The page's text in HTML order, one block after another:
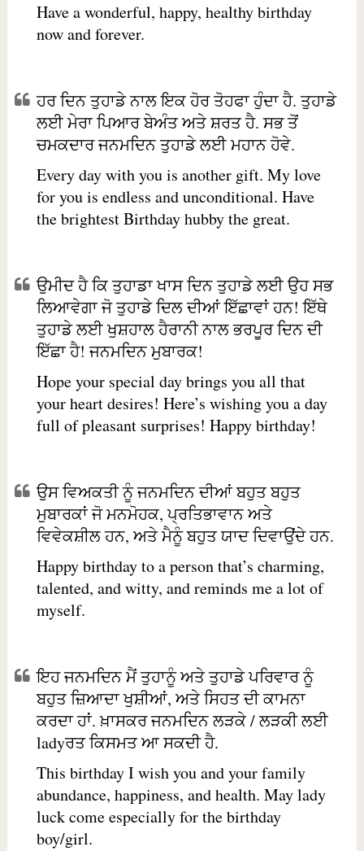
Have a wonderful, happy, healthy birthday
now and forever.
ਹਰ ਦਿਨ ਤੁਹਾਡੇ ਨਾਲ ਇਕ ਹੋਰ ਤੋਹਫਾ ਹੁੰਦਾ ਹੈ. ਤੁਹਾਡੇ
ਲਈ ਮੇਰਾ ਪਿਆਰ ਬੇਅੰਤ ਅਤੇ ਸ਼ਰਤ ਹੈ. ਸਭ ਤੋਂ
ਚਮਕਦਾਰ ਜਨਮਦਿਨ ਤੁਹਾਡੇ ਲਈ ਮਹਾਨ ਹੋਵੇ.
Every day with you is another gift. My love
for you is endless and unconditional. Have
the brightest Birthday hubby the great.
ਉਮੀਦ ਹੈ ਕਿ ਤੁਹਾਡਾ ਖਾਸ ਦਿਨ ਤੁਹਾਡੇ ਲਈ ਉਹ ਸਭ
ਲਿਆਵੇਗਾ ਜੋ ਤੁਹਾਡੇ ਦਿਲ ਦੀਆਂ ਇੱਛਾਵਾਂ ਹਨ! ਇੱਥੇ
ਤੁਹਾਡੇ ਲਈ ਖੁਸ਼ਹਾਲ ਹੈਰਾਨੀ ਨਾਲ ਭਰਪੂਰ ਦਿਨ ਦੀ
ਇੱਛਾ ਹੈ! ਜਨਮਦਿਨ ਮੁਬਾਰਕ!
Hope your special day brings you all that
your heart desires! Here’s wishing you a day
full of pleasant surprises! Happy birthday!
ਉਸ ਵਿਅਕਤੀ ਨੂੰ ਜਨਮਦਿਨ ਦੀਆਂ ਬਹੁਤ ਬਹੁਤ
ਮੁਬਾਰਕਾਂ ਜੋ ਮਨਮੋਹਕ, ਪ੍ਰਤਿਭਾਵਾਨ ਅਤੇ
ਵਿਵੇਕਸ਼ੀਲ ਹਨ, ਅਤੇ ਮੈਨੂੰ ਬਹੁਤ ਯਾਦ ਦਿਵਾਉਂਦੇ ਹਨ.
Happy birthday to a person that’s charming,
talented, and witty, and reminds me a lot of
myself.
ਇਹ ਜਨਮਦਿਨ ਮੈਂ ਤੁਹਾਨੂੰ ਅਤੇ ਤੁਹਾਡੇ ਪਰਿਵਾਰ ਨੂੰ
ਬਹੁਤ ਜ਼ਿਆਦਾ ਖੁਸ਼ੀਆਂ, ਅਤੇ ਸਿਹਤ ਦੀ ਕਾਮਨਾ
ਕਰਦਾ ਹਾਂ. ਖ਼ਾਸਕਰ ਜਨਮਦਿਨ ਲੜਕੇ / ਲੜਕੀ ਲਈ
ladyਰਤ ਕਿਸਮਤ ਆ ਸਕਦੀ ਹੈ.
This birthday I wish you and your family
abundance, happiness, and health. May lady
luck come especially for the birthday
boy/girl.